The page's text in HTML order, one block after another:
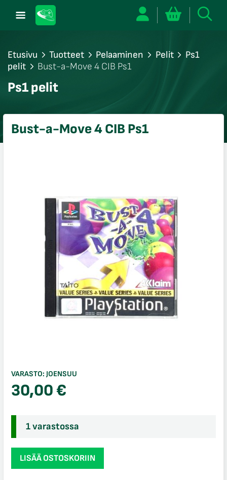
Etusivu Tuotteet Pelaaminen Pelit
Ps1
pelit
Bust-a-Move 4 CIB Ps1
Ps1 pelit
Bust-a-Move 4 CIB Ps1
VARASTO: JOENSUU
30,00€
1 varastossa
Bust-
a-
LISÄÄ OSTOSKORIIN
sulje
sulje